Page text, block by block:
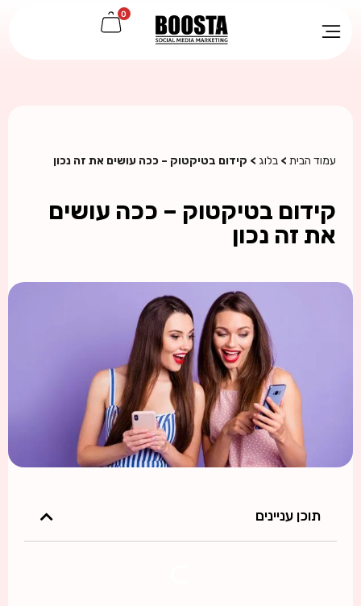
0
עמוד הבית >בלוג > קידום בטיקטוק – ככה עושים את זה נכון
קידום בטיקטוק – ככה עושים
את זה נכון
תוכן עניינים